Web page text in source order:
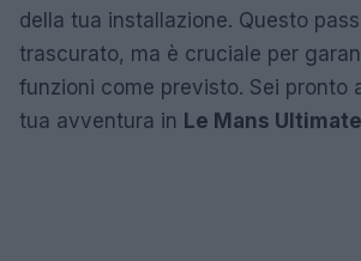
della tua installazione. Questo
trascurato, ma è cruciale per
funzioni come previsto. Sei pronto
tua avventura in Le Mans Ultimate